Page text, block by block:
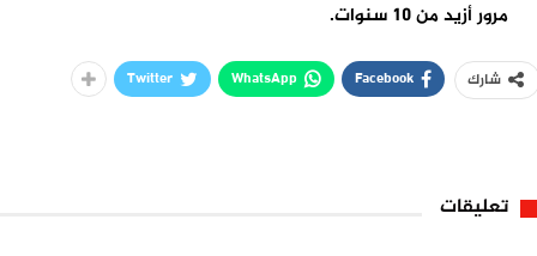
مرور أزيد من 10 سنوات.
شارك Facebook
WhatsApp
Twitter
تعليقات